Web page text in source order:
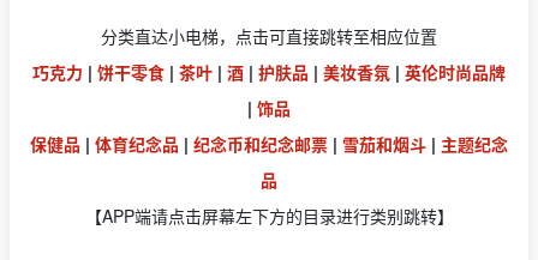
分类直达小电梯，点击可直接跳转至相应位置
巧克力 | 饼干零食 | 茶叶 | 酒 | 护肤品 | 美妆香氛 | 英伦时尚品牌
| 饰品
保健品 | 体育纪念品 | 纪念币和纪念邮票 | 雪茄和烟斗 | 主题纪念
品
【APP端请点击屏幕左下方的目录进行类别跳转】